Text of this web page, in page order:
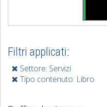
Filtri applicati:
Settore: Servizi
Tipo contenuto: Libro